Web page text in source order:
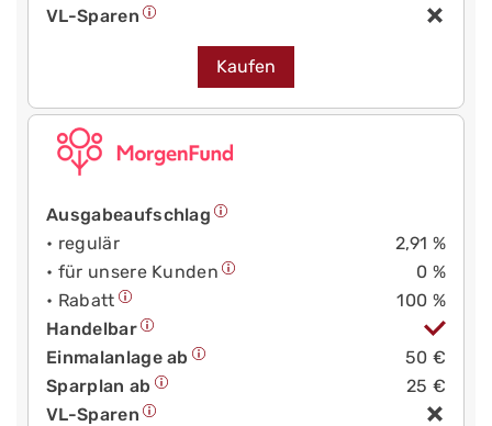
VL-Sparen
Kaufen
Ausgabeaufschlag
• regulär
2,91 %
• für unsere Kunden
0 %
• Rabatt
100 %
Handelbar
Einmalanlage ab
50 €
Sparplan ab
25 €
VL-Sparen